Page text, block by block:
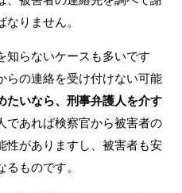
りません。
知らないケースも多いです
らの連絡を受け付けない可能
たいなら、刑事弁護人を介す
であれば検察官から被害者の
性がありますし、被害者も安
ものです。